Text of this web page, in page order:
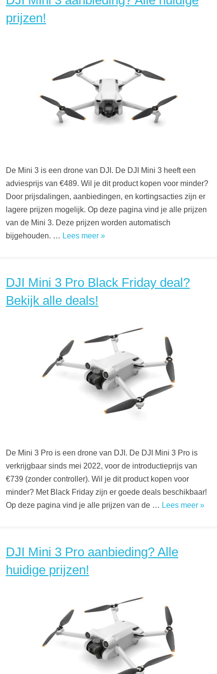
prijzen!
De Mini 3 is een drone van DJI. De DJI Mini 3 heeft een
adviesprijs van €489. Wil je dit product kopen voor minder?
Door prijsdalingen, aanbiedingen, en kortingsacties zijn er
lagere prijzen mogelijk. Op deze pagina vind je alle prijzen
van de Mini 3. Deze prijzen worden automatisch
bijgehouden. … Lees meer »
DJI Mini 3 Pro Black Friday deal?
Bekijk alle deals!
De Mini 3 Pro is een drone van DJI. De DJI Mini 3 Pro is
verkrijgbaar sinds mei 2022, voor de introductieprijs van
€739 (zonder controller). Wil je dit product kopen voor
minder? Met Black Friday zijn er goede deals beschikbaar!
Op deze pagina vind je alle prijzen van de … Lees meer »
DJI Mini 3 Pro aanbieding? Alle
huidige prijzen!